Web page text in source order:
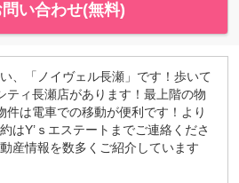
問い合わせ(無料)
、「ノイヴェル長瀬」です！歩いて
ティ長瀬店があります！最上階の物
件は電車での移動が便利です！より
はY’ｓエステートまでご連絡くださ
産情報を数多くご紹介しています